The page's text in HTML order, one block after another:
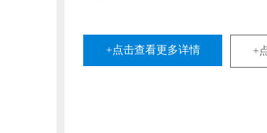
+点击查看更多详情 +